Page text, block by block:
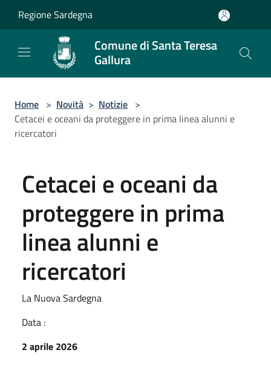
Regione Sardegna
Comune di Santa Teresa
Gallura
Home > Novità > Notizie >
Cetacei e oceani da proteggere in prima linea alunni e
ricercatori
Cetacei e oceani da
proteggere in prima
linea alunni e
ricercatori
La Nuova Sardegna
Data :
2 aprile 2026